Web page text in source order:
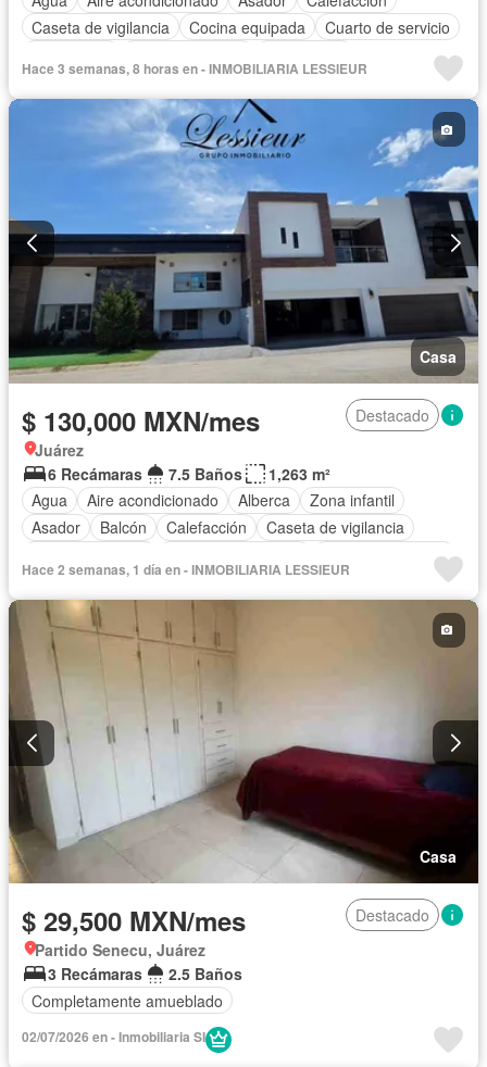
Caseta de vigilancia
Cocina equipada
Cuarto de servicio
Recámara con closet
Permite niños Sin amueblar
Hace 3 semanas, 8 horas en - INMOBILIARIA LESSIEUR
Casa
$ 130,000 MXN/mes
Destacado
Juárez
6 Recámaras
7.5 Baños
1,263 m²
Agua
Aire acondicionado Alberca
Zona infantil
Asador
Balcón Calefacción
Caseta de vigilancia
Cuarto de servicio
Electricidad
Estacionamiento Gas natural
Recámara con closet
Zonas verdes
Permite mascotas
Permite niños
Hace 2 semanas, 1 día en - INMOBILIARIA LESSIEUR
Casa
$ 29,500 MXN/mes
Destacado
Partido Senecu, Juárez
3 Recámaras
2.5 Baños
Completamente amueblado
02/07/2026 en - Inmobiliaria SI